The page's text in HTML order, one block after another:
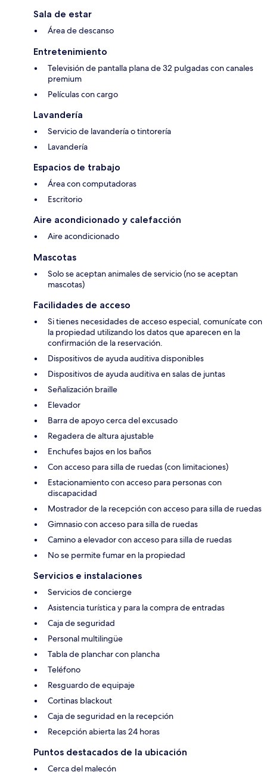
Sala de estar
Área de descanso
Entretenimiento
Televisión de pantalla plana de 32 pulgadas con canales
premium
Películas con cargo
Lavandería
Servicio de lavandería o tintorería
Lavandería
Espacios de trabajo
Área con computadoras
Escritorio
Aire acondicionado y calefacción
Aire acondicionado
Mascotas
Solo se aceptan animales de servicio (no se aceptan
mascotas)
Facilidades de acceso
Si tienes necesidades de acceso especial, comunícate con
la propiedad utilizando los datos que aparecen en la
confirmación de la reservación.
Dispositivos de ayuda auditiva disponibles
Dispositivos de ayuda auditiva en salas de juntas
Señalización braille
Elevador
Barra de apoyo cerca del excusado
Regadera de altura ajustable
Enchufes bajos en los baños
Con acceso para silla de ruedas (con limitaciones)
Estacionamiento con acceso para personas con
discapacidad
Mostrador de la recepción con acceso para silla de ruedas
Gimnasio con acceso para silla de ruedas
Camino a elevador con acceso para silla de ruedas
No se permite fumar en la propiedad
Servicios e instalaciones
Servicios de concierge
Asistencia turística y para la compra de entradas
Caja de seguridad
Personal multilingüe
Tabla de planchar con plancha
Teléfono
Resguardo de equipaje
Cortinas blackout
Caja de seguridad en la recepción
Recepción abierta las 24 horas
Puntos destacados de la ubicación
Cerca del malecón